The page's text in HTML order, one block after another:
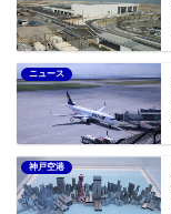
ニュース
神戸空港